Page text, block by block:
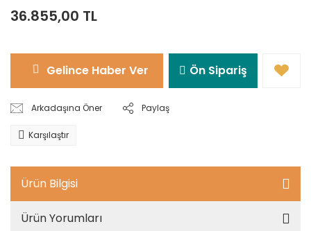
36.855,00 TL
Gelince Haber Ver Ön Sipariş
Arkadaşına Öner Paylaş
Karşılaştır
Ürün Bilgisi
Ürün Yorumları